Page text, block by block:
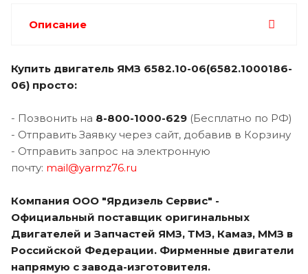
Описание
Купить двигатель ЯМЗ 6582.10-06(6582.1000186-
06) просто:
- Позвонить на 8-800-1000-629 (Бесплатно по РФ)
- Отправить Заявку через сайт, добавив в Корзину
- Отправить запрос на электронную
почту: mail@yarmz76.ru
Компания ООО "Ярдизель Сервис" -
Официальный поставщик оригинальных
Двигателей и Запчастей ЯМЗ, ТМЗ, Камаз, ММЗ в
Российской Федерации. Фирменные двигатели
напрямую с завода-изготовителя.